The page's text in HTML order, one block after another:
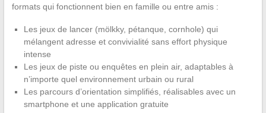
formats qui fonctionnent bien en famille ou entre amis :
Les jeux de lancer (mölkky, pétanque, cornhole) qui
mélangent adresse et convivialité sans effort physique
intense
Les jeux de piste ou enquêtes en plein air, adaptables à
n’importe quel environnement urbain ou rural
Les parcours d’orientation simplifiés, réalisables avec un
smartphone et une application gratuite